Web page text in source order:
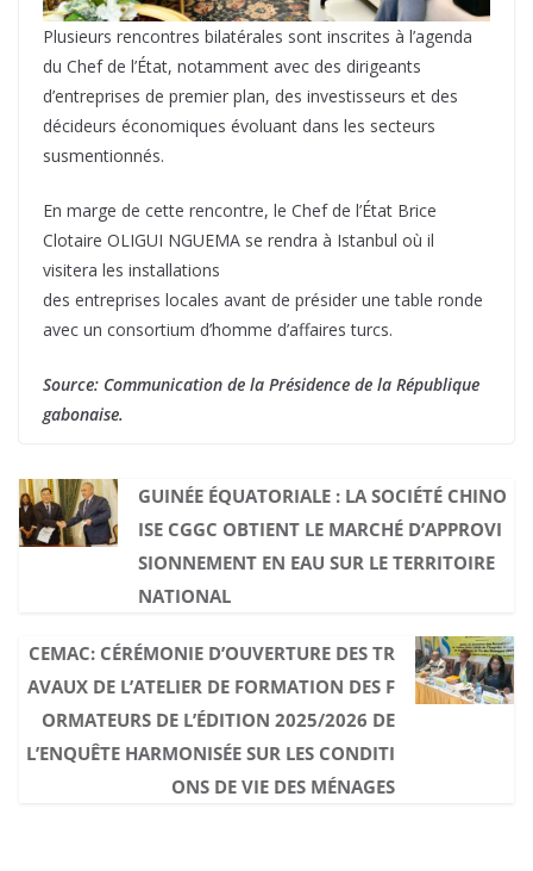
Plusieurs rencontres bilatérales sont inscrites à l’agenda
du Chef de l’État, notamment avec des dirigeants
d’entreprises de premier plan, des investisseurs et des
décideurs économiques évoluant dans les secteurs
susmentionnés.
En marge de cette rencontre, le Chef de l’État Brice
Clotaire OLIGUI NGUEMA se rendra à Istanbul où il
visitera les installations
des entreprises locales avant de présider une table ronde
avec un consortium d’homme d’affaires turcs.
Source: Communication de la Présidence de la République
gabonaise.
GUINÉE ÉQUATORIALE : LA SOCIÉTÉ CHINO
ISE CGGC OBTIENT LE MARCHÉ D’APPROVI
SIONNEMENT EN EAU SUR LE TERRITOIRE
NATIONAL
CEMAC: CÉRÉMONIE D’OUVERTURE DES TR
AVAUX DE L’ATELIER DE FORMATION DES F
ORMATEURS DE L’ÉDITION 2025/2026 DE
L’ENQUÊTE HARMONISÉE SUR LES CONDITI
ONS DE VIE DES MÉNAGES